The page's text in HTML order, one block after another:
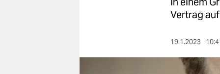
Vertrag
19.1.2023